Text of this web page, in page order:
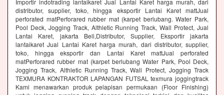
Importir indotrading lantaikaret Jual Lantai Karet harga murah, dari
distributor, supplier, toko, hingga eksportir Lantai Karet mattJual
perforated matPerforared rubber mat (karpet berlubang. Water Park,
Pool Deck, Jogging Track, Althletic Running Track, Wall Protect, Jual
Lantai Karet, jakarta Beli,Distributor, Supplier, Eksportir jakarta
lantaikaret Jual Lantai Karet harga murah, dari distributor, supplier,
toko, hingga eksportir dan Lantai Karet mattJual perforated
matPerforared rubber mat (karpet berlubang Water Park, Pool Deck,
Jogging Track, Althletic Running Track, Wall Protect, Jogging Track
TEXMURA KONTRAKTOR LAPANGAN FUTSAL texmura joggingtrack
Kami menawarkan produk pelapisan permukaan (Floor Finishing)